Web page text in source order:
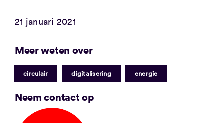
21 januari 2021
Meer weten over
circulair digitalisering energie
Neem contact op